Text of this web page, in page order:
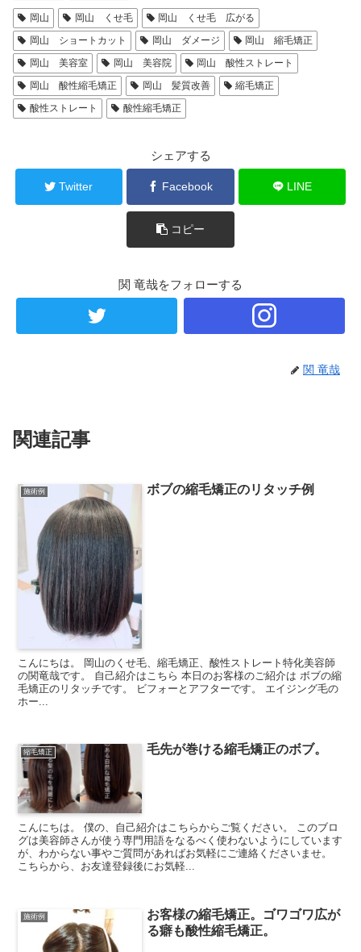
岡山 岡山 くせ毛
岡山 くせ毛 広がる
岡山 ショートカット
岡山 ダメージ
岡山 縮毛矯正
岡山 美容室
岡山 美容院
岡山 酸性ストレート
岡山 酸性縮毛矯正
岡山 髪質改善
縮毛矯正
酸性ストレート
酸性縮毛矯正
シェアする
Twitter Facebook LINE
コピー
関 竜哉をフォローする
関 竜哉
関連記事
施術例 ボブの縮毛矯正のリタッチ例
こんにちは。 岡山のくせ毛、縮毛矯正、酸性ストレート特化美容師
の関竜哉です。 自己紹介はこちら 本日のお客様のご紹介は ボブの縮
毛矯正のリタッチです。 ビフォーとアフターです。 エイジング毛の
ホー...
縮毛矯正 毛先が巻ける縮毛矯正のボブ。
こんにちは。 僕の、自己紹介はこちらからご覧ください。 このブロ
グは美容師さんが使う専門用語をなるべく使わないようにしています
が、わからない事やご質問があればお気軽にご連絡くださいませ。
こちらから、お友達登録後にお気軽...
施術例
お客様の縮毛矯正。ゴワゴワ広が
る癖も酸性縮毛矯正。